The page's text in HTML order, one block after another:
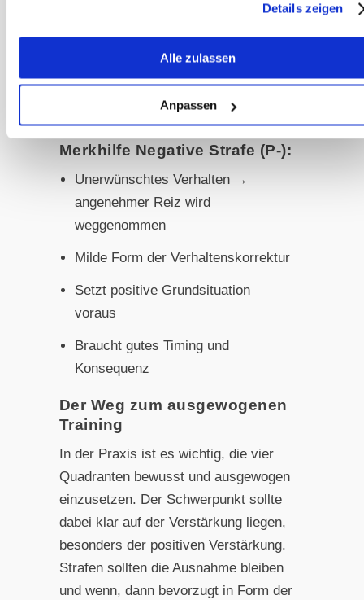
Details zeigen
Alle zulassen
Anpassen
negative Strafe wirkt. Außerdem muss
der Entzug unmittelbar folgen. Dem
Pferd die angenehme Aktivität für die
nächsten drei Tage zu entziehen, hat
keinen Lerneffekt.
Merkhilfe Negative Strafe (P-):
Unerwünschtes Verhalten →
angenehmer Reiz wird
weggenommen
Milde Form der Verhaltenskorrektur
Setzt positive Grundsituation
voraus
Braucht gutes Timing und
Konsequenz
Der Weg zum ausgewogenen
Training
In der Praxis ist es wichtig, die vier
Quadranten bewusst und ausgewogen
einzusetzen. Der Schwerpunkt sollte
dabei klar auf der Verstärkung liegen,
besonders der positiven Verstärkung.
Strafen sollten die Ausnahme bleiben
und wenn, dann bevorzugt in Form der